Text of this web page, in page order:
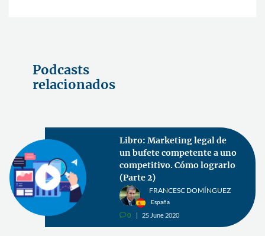
Podcasts
relacionados
Libro: Marketing legal de
un bufete competente a uno
competitivo. Cómo lograrlo
(Parte 2)
FRANCESC DOMÍNGUEZ
España
v0 25 June 2020